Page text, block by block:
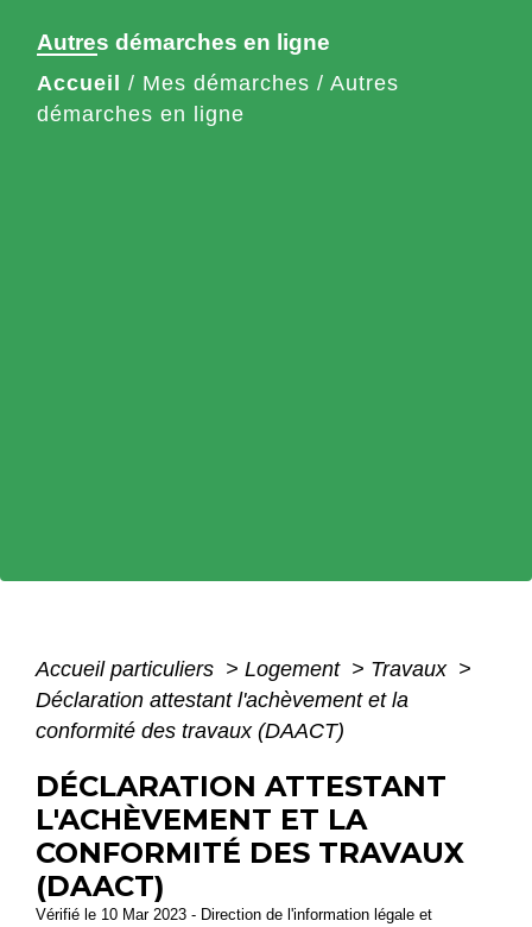
Autres démarches en ligne
Accueil / Mes démarches / Autres
démarches en ligne
Accueil particuliers > Logement > Travaux >
Déclaration attestant l'achèvement et la
conformité des travaux (DAACT)
DÉCLARATION ATTESTANT
L'ACHÈVEMENT ET LA
CONFORMITÉ DES TRAVAUX
(DAACT)
Vérifié le 10 Mar 2023 - Direction de l'information légale et